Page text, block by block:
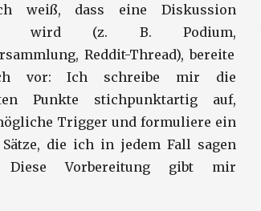
weiß, dass eine Diskussion
wird (z. B. Podium,
Reddit-Thread), bereite
vor: Ich schreibe mir die
Punkte stichpunktartig auf,
Trigger und formuliere ein
die ich in jedem Fall sagen
Diese Vorbereitung gibt mir